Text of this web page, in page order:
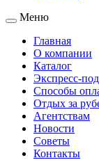
Меню
Главная
О компании
Каталог
Экспресс-
Способы
Отдых за
Агентствам
Новости
Советы
Контакты